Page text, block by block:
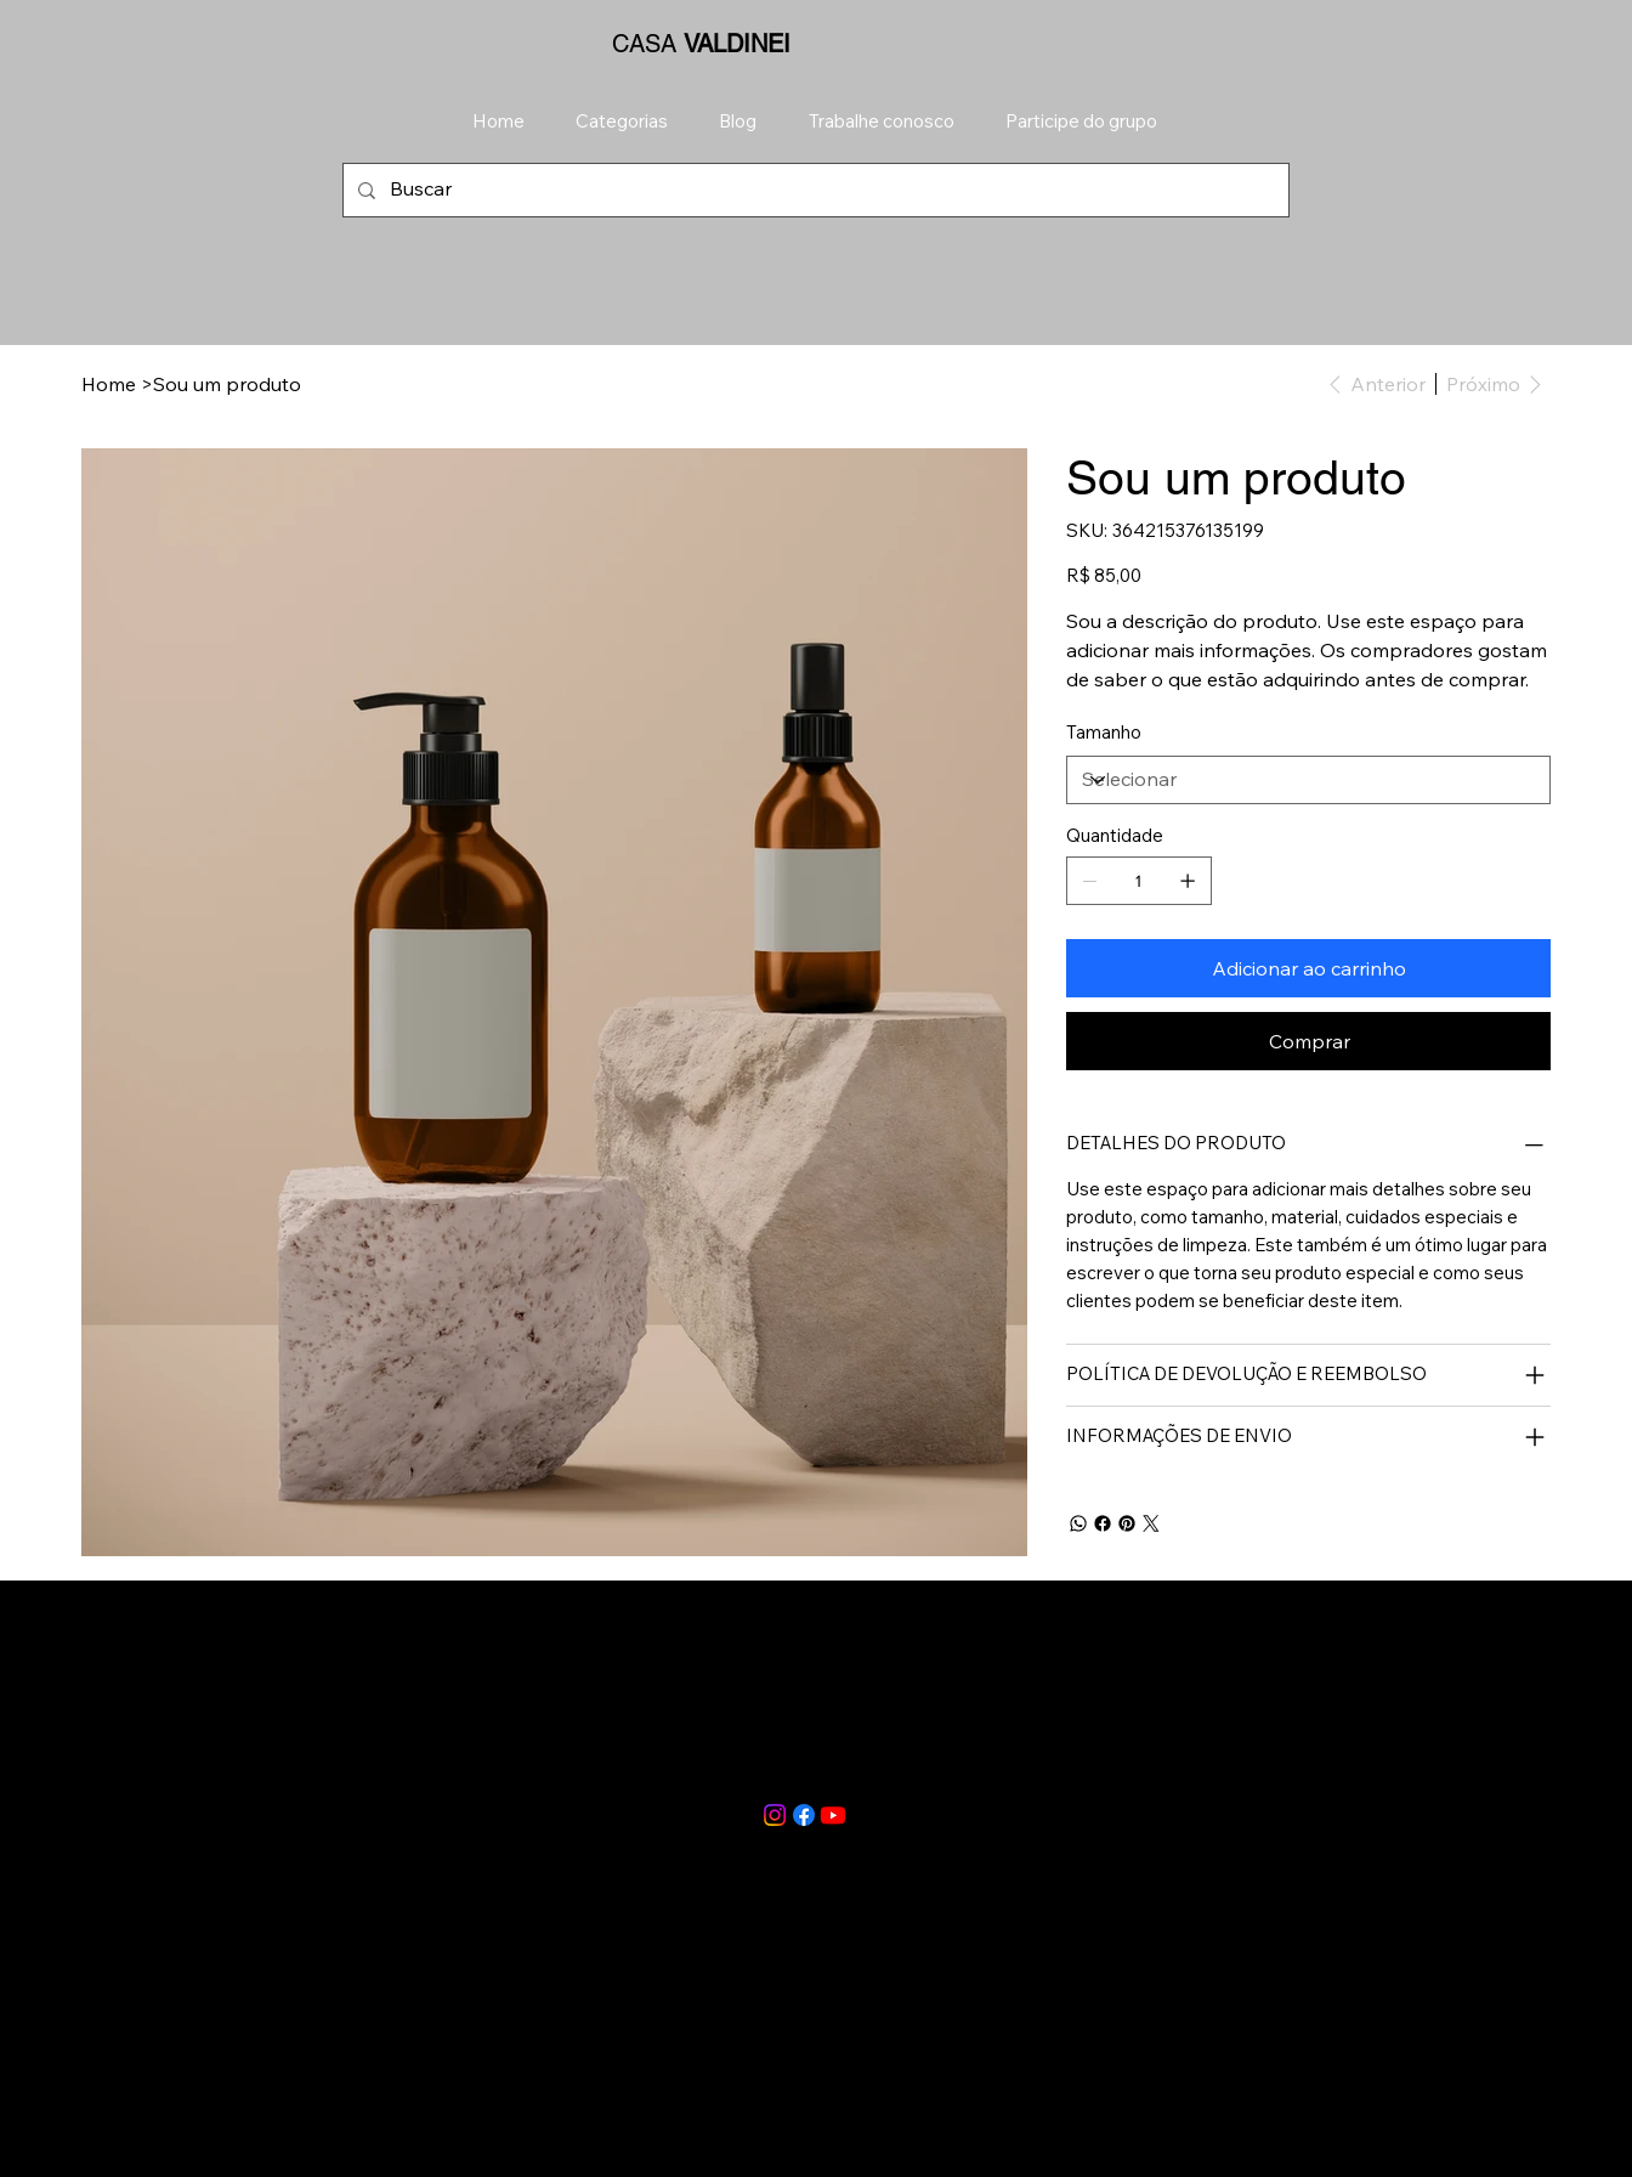
CASA VALDINEI
Home Categorias Blog Trabalhe conosco Participe do grupo
Home >Sou um produto Anterior Próximo
Sou um produto
SKU: SKU
364215376135199
364215376135199
Preço
R$ 85,00
Sou a descrição do produto. Use este espaço para
adicionar mais informações. Os compradores gostam
de saber o que estão adquirindo antes de comprar.
Tamanho
Quantidade
Adicionar ao carrinho
Comprar
DETALHES DO PRODUTO
Use este espaço para adicionar mais detalhes sobre seu
produto, como tamanho, material, cuidados especiais e
instruções de limpeza. Este também é um ótimo lugar para
escrever o que torna seu produto especial e como seus
clientes podem se beneficiar deste item.
POLÍTICA DE DEVOLUÇÃO E REEMBOLSO
INFORMAÇÕES DE ENVIO